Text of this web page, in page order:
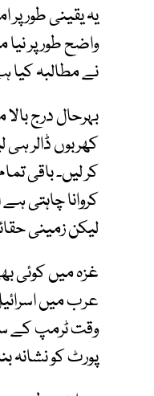
یہ یقینی طور
واضح طور پر
نے مطالبہ کیا
بہرحال درج
کھربوں ڈالر
کر لیں۔ باقی
کروانا چاہتی
لیکن زمینی
غزہ میں کوئی
عرب میں
وقت ٹرمپ کے
پورٹ کو نشانہ